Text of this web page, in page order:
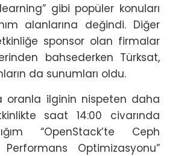
gibi popüler konuları
alanlarına değindi. Diğer
sponsor olan firmalar
bahsederken Türksat,
da sunumları oldu.
oranla ilginin nispeten daha
saat 14:00 civarında
“OpenStack’te Ceph
Performans Optimizasyonu”